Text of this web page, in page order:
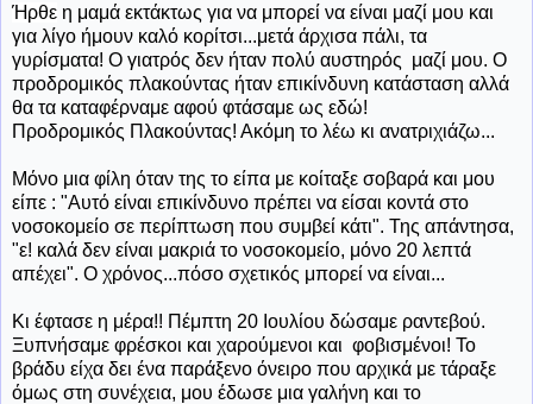
Ήρθε η μαμά εκτάκτως για να μπορεί να είναι μαζί μου και
για λίγο ήμουν καλό κορίτσι...μετά άρχισα πάλι, τα
γυρίσματα! Ο γιατρός δεν ήταν πολύ αυστηρός μαζί μου. Ο
προδρομικός πλακούντας ήταν επικίνδυνη κατάσταση αλλά
θα τα καταφέρναμε αφού φτάσαμε ως εδώ!
Προδρομικός Πλακούντας! Ακόμη το λέω κι ανατριχιάζω...
Μόνο μια φίλη όταν της το είπα με κοίταξε σοβαρά και μου
είπε : "Αυτό είναι επικίνδυνο πρέπει να είσαι κοντά στο
νοσοκομείο σε περίπτωση που συμβεί κάτι". Της απάντησα,
"ε! καλά δεν είναι μακριά το νοσοκομείο, μόνο 20 λεπτά
απέχει". Ο χρόνος...πόσο σχετικός μπορεί να είναι...
Κι έφτασε η μέρα!! Πέμπτη 20 Ιουλίου δώσαμε ραντεβού.
Ξυπνήσαμε φρέσκοι και χαρούμενοι και φοβισμένοι! Το
βράδυ είχα δει ένα παράξενο όνειρο που αρχικά με τάραξε
όμως στη συνέχεια, μου έδωσε μια γαλήνη και το